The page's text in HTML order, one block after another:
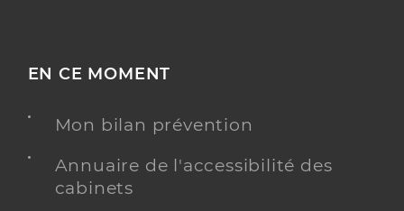
EN CE MOMENT
Mon bilan prévention
Annuaire de l'accessibilité des
cabinets